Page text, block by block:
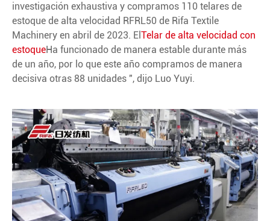
investigación exhaustiva y compramos 110 telares de
estoque de alta velocidad RFRL50 de Rifa Textile
Machinery en abril de 2023. El Telar de alta velocidad con
estoqueHa funcionado de manera estable durante más
de un año, por lo que este año compramos de manera
decisiva otras 88 unidades ", dijo Luo Yuyi.